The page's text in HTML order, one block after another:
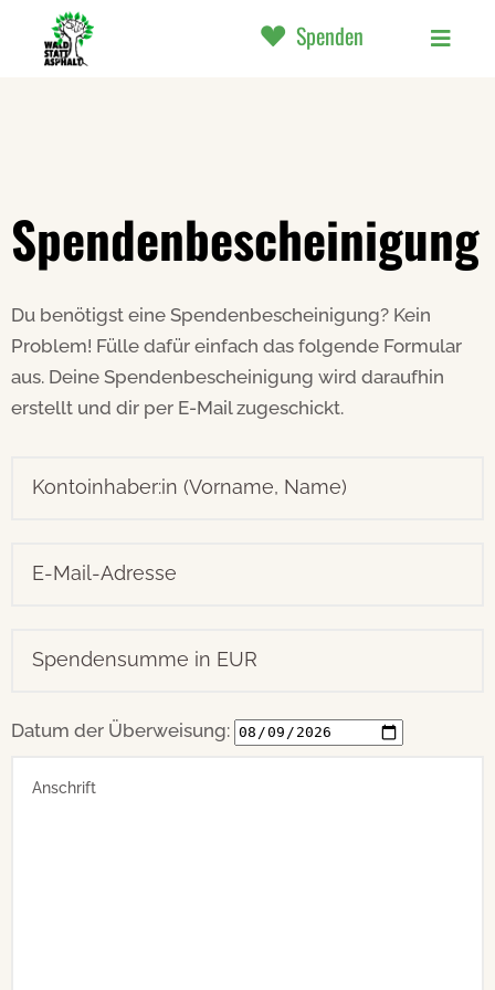
Spenden
Spendenbescheinigung
Du benötigst eine Spendenbescheinigung? Kein
Problem! Fülle dafür einfach das folgende Formular
aus. Deine Spendenbescheinigung wird daraufhin
erstellt und dir per E-Mail zugeschickt.
Datum der Überweisung: